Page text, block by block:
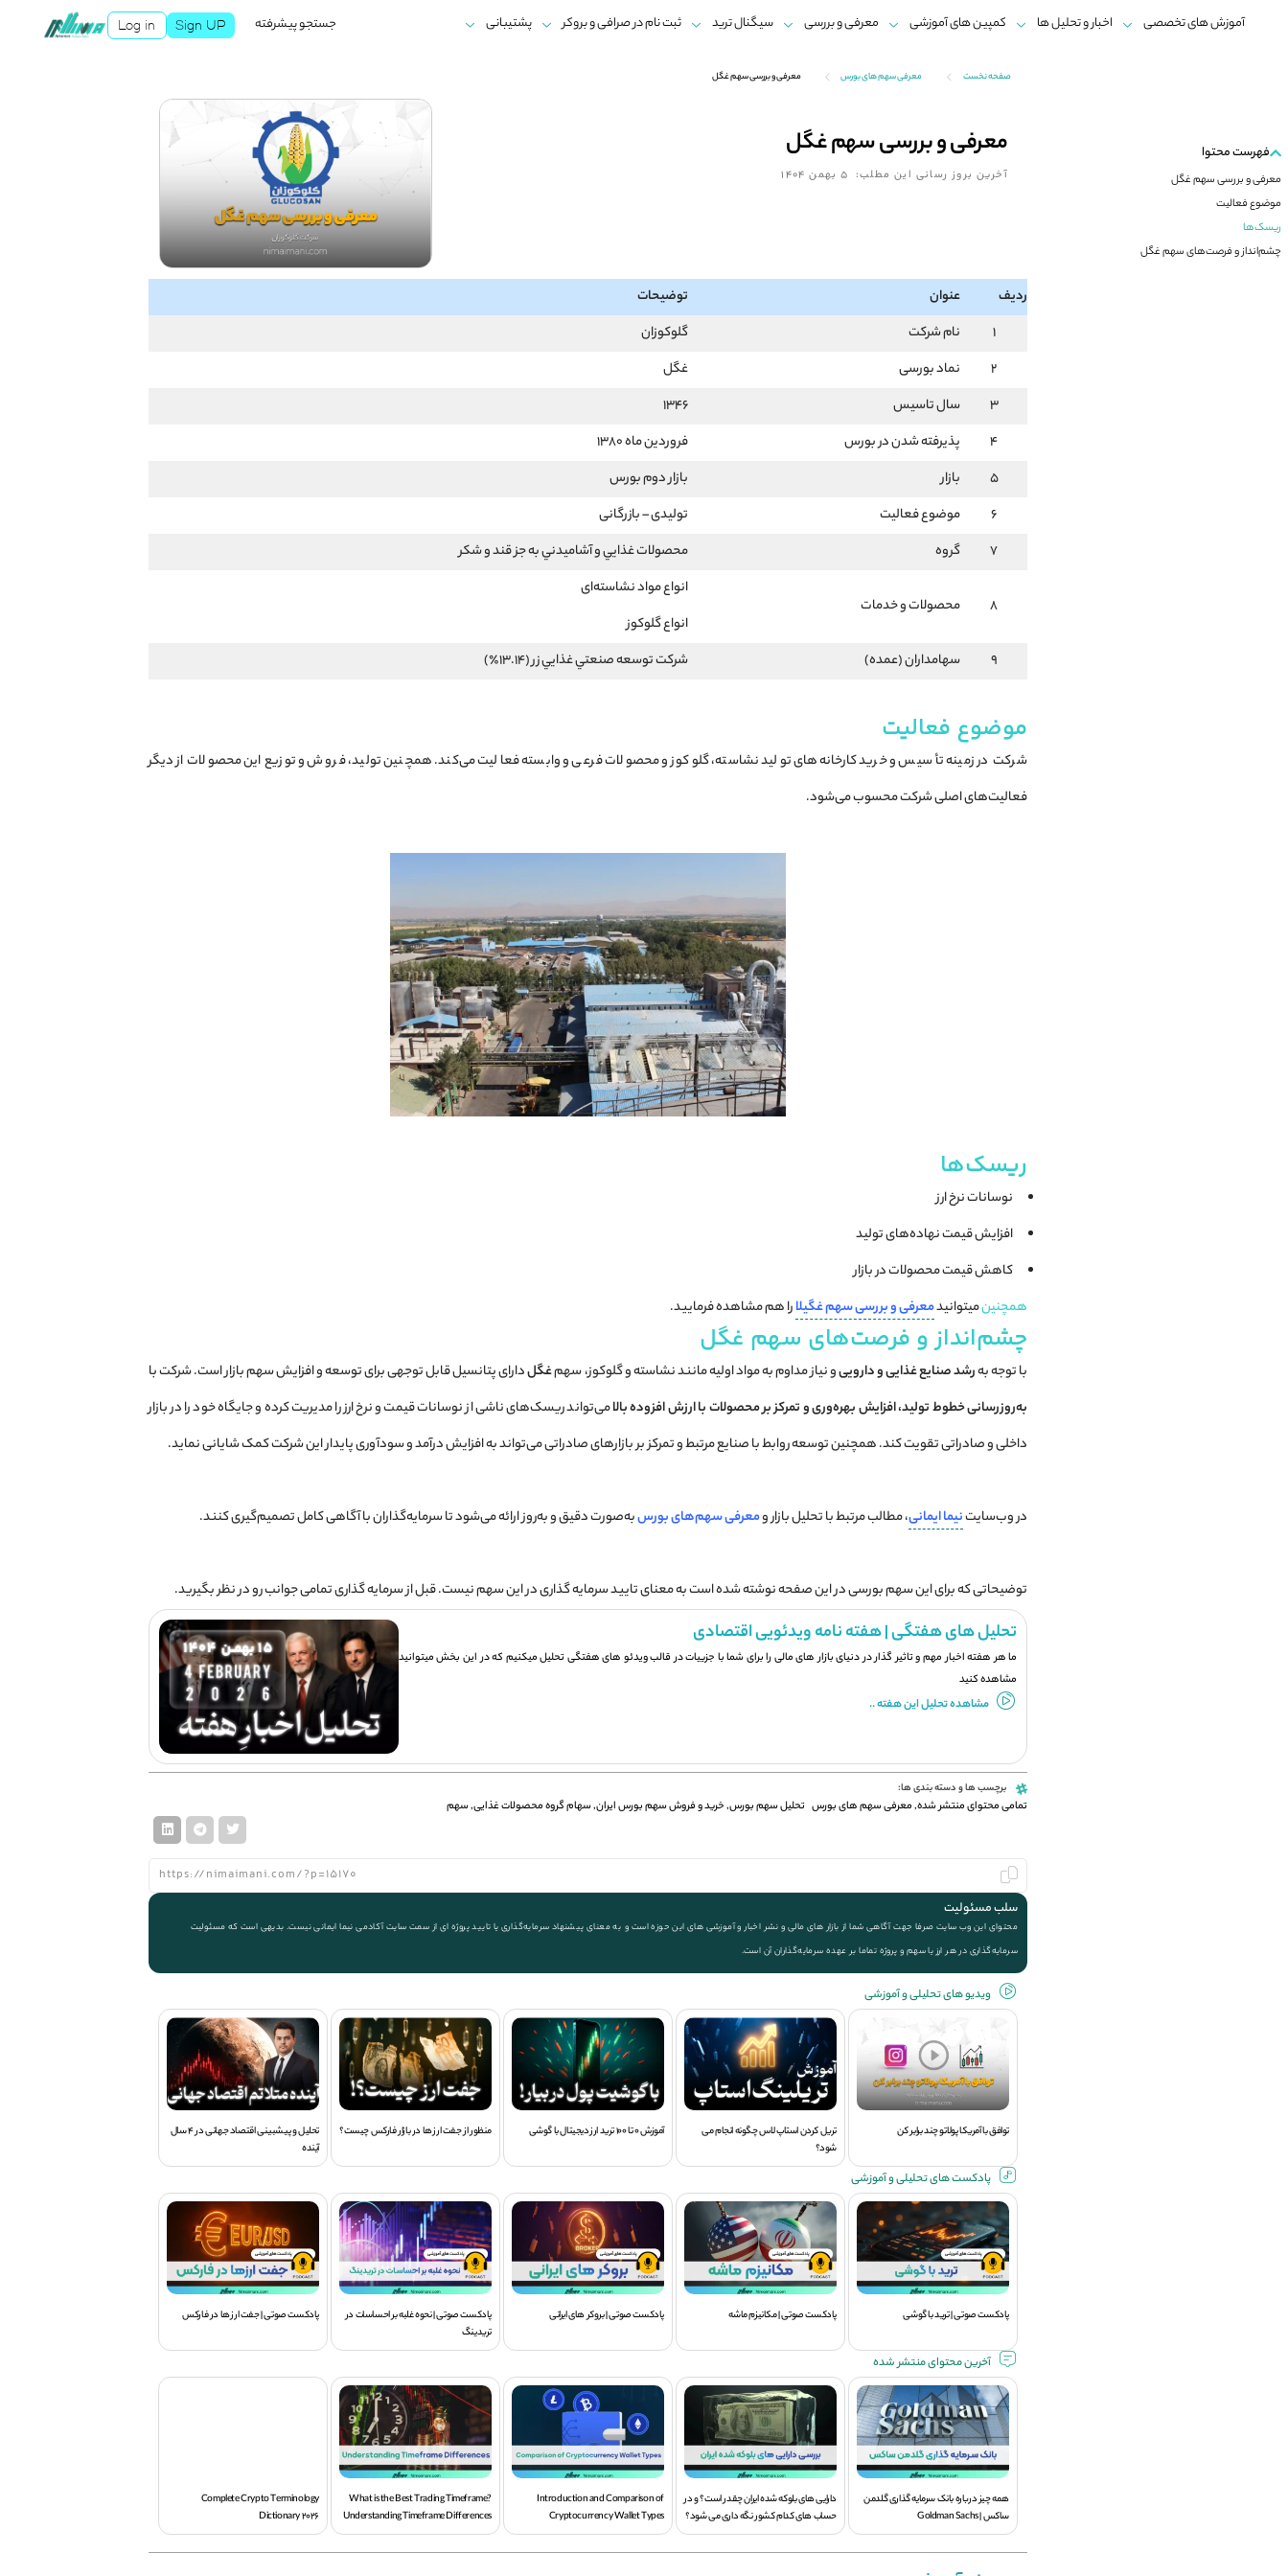
Log in Sign UP جستجو پیشرفته آموزش های تخصصی اخبار و تحلیل ها کمپین های آموزشی معرفی و بررسی سیگنال ترید ثبت نام در صرافی و بروکر پشتیبانی
صفحه نخست معرفی سهم های بورس معرفی و بررسی سهم غگل
معرفی و بررسی سهم غگل
آخرین بروز رسانی این مطلب: 5 بهمن 1404
ردیف عنوان
توضیحات
1
نام شرکت
گلوکوزان
2
نماد بورسی
غگل
3
سال تاسیس
1346
4
پذیرفته شدن در بورس
فروردین ماه 1380
5
بازار
بازار دوم بورس
6
موضوع فعالیت
تولیدی – بازرگانی
7
گروه محصولات غذايي و آشاميدني به جز قند و شكر
8 محصولات و خدمات
انواع مواد نشاسته‌ای
انواع گلوکوز
9
سهامداران (عمده) شركت توسعه صنعتي غذايي زر (13.14٪)
موضوع فعالیت
شرکت در زمینه تأسیس و خرید کارخانه‌های تولید نشاسته، گلوکوز و محصولات فرعی و وابسته فعالیت می‌کند. همچنین تولید، فروش و توزیع این محصولات از دیگر
فعالیت‌های اصلی شرکت محسوب می‌شود.
ریسک‌ها
نوسانات نرخ ارز
افزایش قیمت نهاده‌های تولید
کاهش قیمت محصولات در بازار
همچنینمیتوانیدمعرفی و بررسی سهم غگیلارا هم مشاهده فرمایید.
چشم‌انداز و فرصت‌های سهم غگل
با توجه بهرشد صنایع غذایی و داروییو نیاز مداوم به مواد اولیه مانند نشاسته و گلوکوز، سهمغگلدارای پتانسیل قابل توجهی برای توسعه و افزایش سهم بازار است. شرکت با
به‌روزرسانی خطوط تولید، افزایش بهره‌وری و تمرکز بر محصولات با ارزش افزوده بالامی‌تواند ریسک‌های ناشی از نوسانات قیمت و نرخ ارز را مدیریت کرده و جایگاه خود را در بازار
داخلی و صادراتی تقویت کند. همچنین توسعه روابط با صنایع مرتبط و تمرکز بر بازارهای صادراتی می‌تواند به افزایش درآمد و سودآوری پایدار این شرکت کمک شایانی نماید.
در وب‌سایتنیما ایمانی، مطالب مرتبط با تحلیل بازار ومعرفی سهم‌های بورسبه‌صورت دقیق و به‌روز ارائه می‌شود تا سرمایه‌گذاران با آگاهی کامل تصمیم‌گیری کنند.
توضیحاتی که برای این سهم بورسی در این صفحه نوشته شده است به معنای تایید سرمایه گذاری در این سهم نیست. قبل از سرمایه گذاری تمامی جوانب رو در نظر بگیرید.
تحلیل های هفتگی | هفته نامه ویدئویی اقتصادی
ما هر هفته اخبار مهم و تاثیر گذار در دنیای بازار های مالی را برای شما با جزيیات در قالب ویدئو های هفتگی تحلیل میکنیم که در این بخش میتوانید
مشاهده کنید
مشاهده تحلیل این هفته ..
برچسب ها و دسته بندی ها:
تمامی محتوای منتشر شده,معرفی سهم های بورس تحلیل سهم بورس,خرید و فروش سهم بورس ایران,سهام گروه محصولات غذایی,سهم
سلب مسئولیت
محتوای این وب سایت صرفا جهت آگاهی شما از بازار های مالی و نشر اخبار و آموزشی های این حوزه است و به معنای پیشنهاد سرمایه‌گذاری یا تایید پروژه ای از سمت سایت آکادمی نیما ایمانی نیست. بدیهی است که مسئولیت
سرمایه‌گذاری در هر ارز یا سهم و پروژه تماما بر عهده سرمایه‌گذاران آن است.
ویديو های تحلیلی و آموزشی
توافق با آمریکا پولاتو چند برابر کن
تریل کردن استاپ لاس چگونه انجام می
شود؟
آموزش 0 تا 100 ترید ارز دیجیتال با گوشی منظور از جفت ارز ها در بازار فارکس چیست؟
تحلیل و پیشبینی اقتصاد جهانی در 4 سال
آینده
پادکست های تحلیلی و آموزشی
پادکست صوتی | ترید با گوشی پادکست صوتی | مکانیزم ماشه پادکست صوتی | بروکر های ایرانی
پادکست صوتی | نحوه غلبه بر احساسات در
تریدینگ
پادکست صوتی | جفت ارز ها در فارکس
آخرین محتوای منتشر شده
همه چیز درباره بانک سرمایه گذاری گلدمن
ساکس | Goldman Sachs
دارایی های بلوکه شده ایران چقدر است؟ و در
حساب های کدام کشور نگه داری می شود؟
Introduction and Comparison of
Cryptocurrency Wallet Types
What is the Best Trading Timeframe?
Understanding Timeframe Differences
Complete Crypto Terminology
Dictionary 2026
فهرست محتوا
معرفی و بررسی سهم غگل
موضوع فعالیت
ریسک‌ها
چشم‌انداز و فرصت‌های سهم غگل